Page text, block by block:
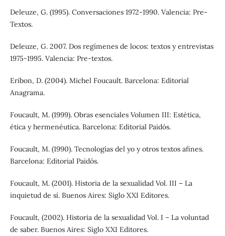
Deleuze, G. (1995). Conversaciones 1972-1990. Valencia: Pre-
Textos.
Deleuze, G. 2007. Dos regímenes de locos: textos y entrevistas
1975-1995. Valencia: Pre-textos.
Eribon, D. (2004). Michel Foucault. Barcelona: Editorial
Anagrama.
Foucault, M. (1999). Obras esenciales Volumen III: Estética,
ética y hermenéutica. Barcelona: Editorial Paidós.
Foucault, M. (1990). Tecnologías del yo y otros textos afines.
Barcelona: Editorial Paidós.
Foucault, M. (2001). Historia de la sexualidad Vol. III – La
inquietud de sí. Buenos Aires: Siglo XXI Editores.
Foucault, (2002). Historia de la sexualidad Vol. I – La voluntad
de saber. Buenos Aires: Siglo XXI Editores.